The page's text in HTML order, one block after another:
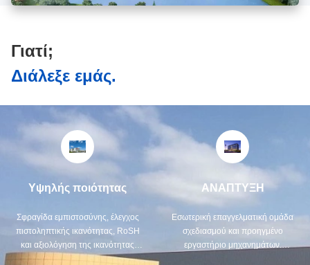
Γιατί;
Διάλεξε εμάς.
Υψηλής ποιότητας
Σφραγίδα εμπιστοσύνης, έλεγχος
πιστοληπτικής ικανότητας, RoSH
και αξιολόγηση της ικανότητας
προμηθευτή. Η εταιρεία έχει
ΑΝΑΠΤΥΞΗ
Εσωτερική επαγγελματική ομάδα
σχεδιασμού και προηγμένο
εργαστήριο μηχανημάτων.